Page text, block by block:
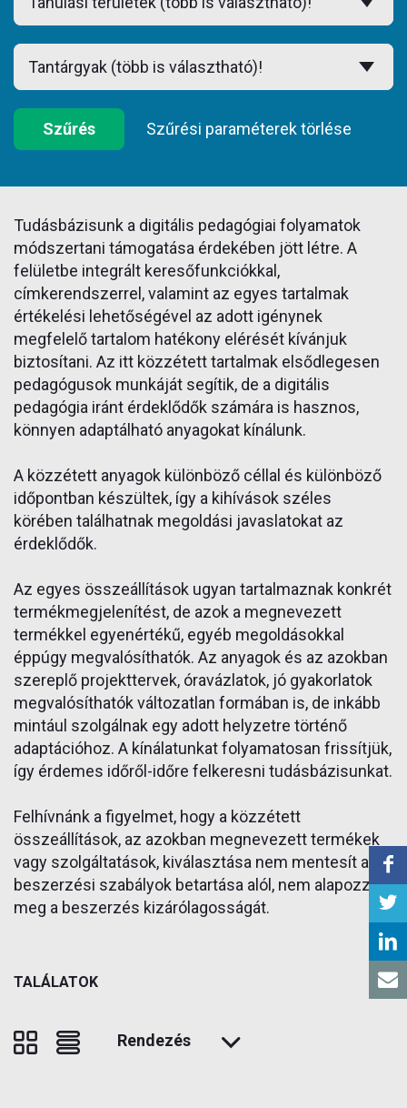
Szűrés Szűrési paraméterek törlése
Tudásbázisunk a digitális pedagógiai folyamatok
módszertani támogatása érdekében jött létre. A
felületbe integrált keresőfunkciókkal,
címkerendszerrel, valamint az egyes tartalmak
értékelési lehetőségével az adott igénynek
megfelelő tartalom hatékony elérését kívánjuk
biztosítani. Az itt közzétett tartalmak elsődlegesen
pedagógusok munkáját segítik, de a digitális
pedagógia iránt érdeklődők számára is hasznos,
könnyen adaptálható anyagokat kínálunk.
A közzétett anyagok különböző céllal és különböző
időpontban készültek, így a kihívások széles
körében találhatnak megoldási javaslatokat az
érdeklődők.
Az egyes összeállítások ugyan tartalmaznak konkrét
termékmegjelenítést, de azok a megnevezett
termékkel egyenértékű, egyéb megoldásokkal
éppúgy megvalósíthatók. Az anyagok és az azokban
szereplő projekttervek, óravázlatok, jó gyakorlatok
megvalósíthatók változatlan formában is, de inkább
mintául szolgálnak egy adott helyzetre történő
adaptációhoz. A kínálatunkat folyamatosan frissítjük,
így érdemes időről-időre felkeresni tudásbázisunkat.
Felhívnánk a figyelmet, hogy a közzétett
összeállítások, az azokban megnevezett termékek
vagy szolgáltatások, kiválasztása nem mentesít a
beszerzési szabályok betartása alól, nem alapozza
meg a beszerzés kizárólagosságát.
TALÁLATOK
Rendezés